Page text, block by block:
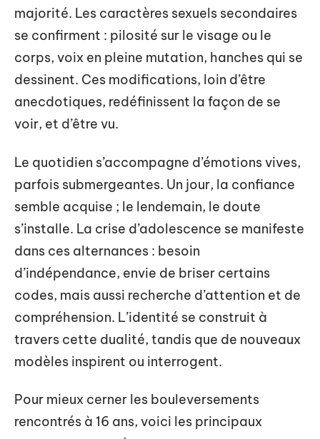
majorité. Les caractères sexuels secondaires
se confirment : pilosité sur le visage ou le
corps, voix en pleine mutation, hanches qui se
dessinent. Ces modifications, loin d’être
anecdotiques, redéfinissent la façon de se
voir, et d’être vu.
Le quotidien s’accompagne d’émotions vives,
parfois submergeantes. Un jour, la confiance
semble acquise ; le lendemain, le doute
s’installe. La crise d’adolescence se manifeste
dans ces alternances : besoin
d’indépendance, envie de briser certains
codes, mais aussi recherche d’attention et de
compréhension. L’identité se construit à
travers cette dualité, tandis que de nouveaux
modèles inspirent ou interrogent.
Pour mieux cerner les bouleversements
rencontrés à 16 ans, voici les principaux